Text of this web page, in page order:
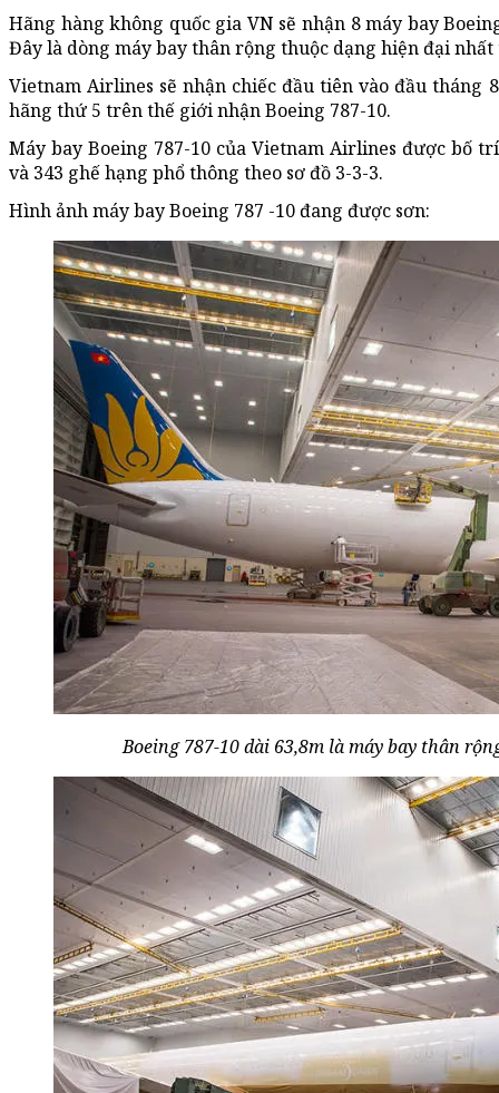
Hãng hàng không quốc gia VN sẽ nhận 8 máy bay
Đây là dòng máy bay thân rộng thuộc dạng hiện đại
Vietnam Airlines sẽ nhận chiếc đầu tiên vào đầu tháng
hãng thứ 5 trên thế giới nhận Boeing 787-10.
Máy bay Boeing 787-10 của Vietnam Airlines được bố
và 343 ghế hạng phổ thông theo sơ đồ 3-3-3.
Hình ảnh máy bay Boeing 787 -10 đang được sơn:
Boeing 787-10 dài 63,8m là máy bay thân